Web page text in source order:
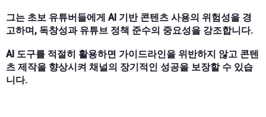
그는 초보 유튜버들에게 AI 기반 콘텐츠 사용의 위험성을 경
고하며, 독창성과 유튜브 정책 준수의 중요성을 강조합니다.
AI 도구를 적절히 활용하면 가이드라인을 위반하지 않고 콘텐
츠 제작을 향상시켜 채널의 장기적인 성공을 보장할 수 있습
니다.